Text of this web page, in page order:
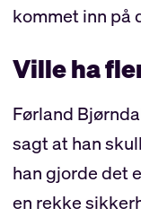
kommet inn på
Ville ha
Førland
sagt at han
han gjorde det
en rekke